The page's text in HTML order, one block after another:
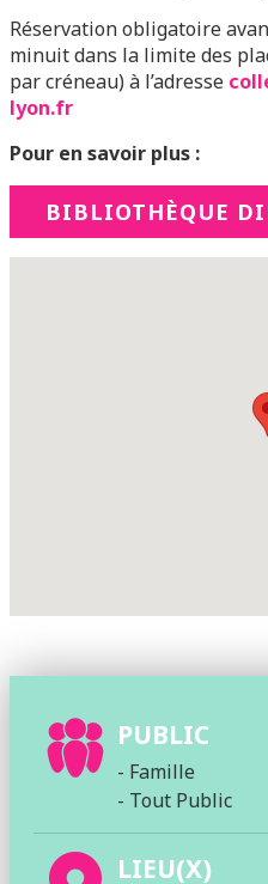
Réservation obligatoire
minuit dans la limite des
par créneau) à l’adresse
lyon.fr
Pour en savoir plus :
BIBLIOTHÈQUE
PUBLIC
- Famille
- Tout Public
LIEU(X)